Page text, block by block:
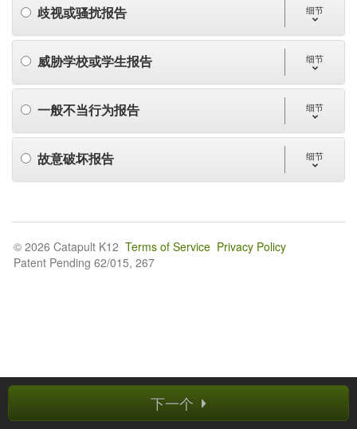
歧视或骚扰报告 细节
威胁学校或学生报告 细节
一般不当行为报告 细节
故意破坏报告 细节
下一个
© 2026 Catapult K12 Terms of Service Privacy Policy
Patent Pending 62/015, 267